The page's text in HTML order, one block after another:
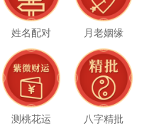
姓名配对 月老姻缘
测桃花运 八字精批